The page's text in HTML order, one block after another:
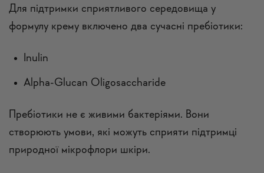
Для підтримки сприятливого середовища у
формулу крему включено два сучасні пребіотики:
Inulin
Alpha-Glucan Oligosaccharide
Пребіотики не є живими бактеріями. Вони
створюють умови, які можуть сприяти підтримці
природної мікрофлори шкіри.